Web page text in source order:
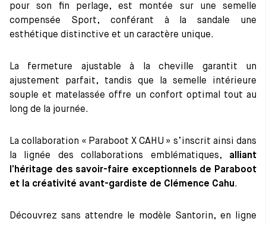
pour son fin perlage, est montée sur une semelle
compensée Sport, conférant à la sandale une
esthétique distinctive et un caractère unique.
La fermeture ajustable à la cheville garantit un
ajustement parfait, tandis que la semelle intérieure
souple et matelassée offre un confort optimal tout au
long de la journée.
La collaboration « Paraboot X CAHU » s’inscrit ainsi dans
la lignée des collaborations emblématiques, alliant
l’héritage des savoir-faire exceptionnels de Paraboot
et la créativité avant-gardiste de Clémence Cahu.
Découvrez sans attendre le modèle Santorin, en ligne